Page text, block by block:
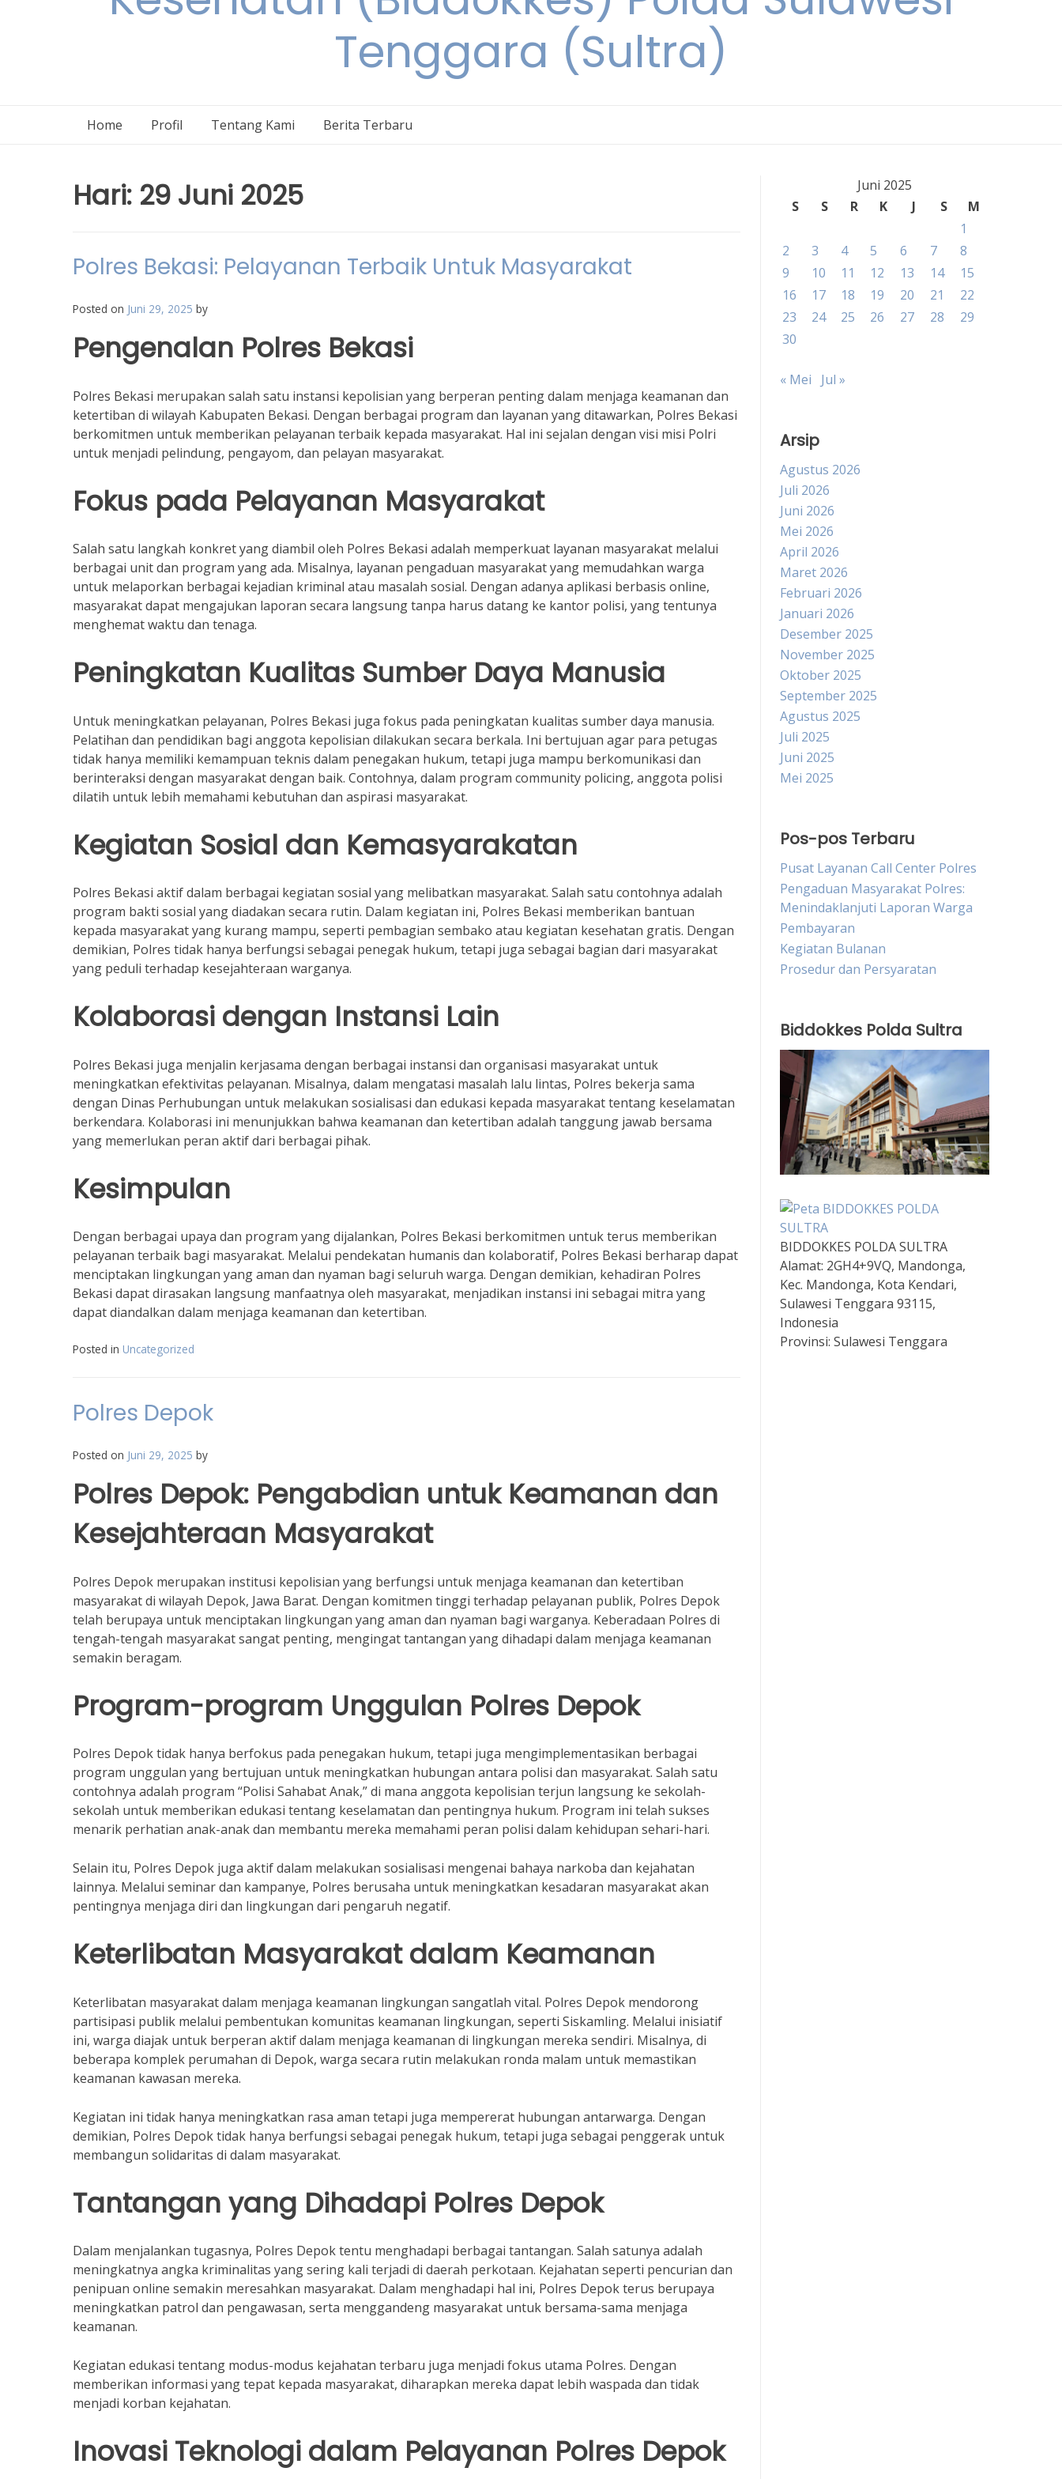
Tenggara (Sultra)
Home Profil Tentang Kami Berita Terbaru
Hari: 29 Juni 2025
Polres Bekasi: Pelayanan Terbaik Untuk Masyarakat
Posted on Juni 29, 2025 by
Pengenalan Polres Bekasi
Polres Bekasi merupakan salah satu instansi kepolisian yang berperan penting dalam menjaga keamanan dan
ketertiban di wilayah Kabupaten Bekasi. Dengan berbagai program dan layanan yang ditawarkan, Polres Bekasi
berkomitmen untuk memberikan pelayanan terbaik kepada masyarakat. Hal ini sejalan dengan visi misi Polri
untuk menjadi pelindung, pengayom, dan pelayan masyarakat.
Fokus pada Pelayanan Masyarakat
Salah satu langkah konkret yang diambil oleh Polres Bekasi adalah memperkuat layanan masyarakat melalui
berbagai unit dan program yang ada. Misalnya, layanan pengaduan masyarakat yang memudahkan warga
untuk melaporkan berbagai kejadian kriminal atau masalah sosial. Dengan adanya aplikasi berbasis online,
masyarakat dapat mengajukan laporan secara langsung tanpa harus datang ke kantor polisi, yang tentunya
menghemat waktu dan tenaga.
Peningkatan Kualitas Sumber Daya Manusia
Untuk meningkatkan pelayanan, Polres Bekasi juga fokus pada peningkatan kualitas sumber daya manusia.
Pelatihan dan pendidikan bagi anggota kepolisian dilakukan secara berkala. Ini bertujuan agar para petugas
tidak hanya memiliki kemampuan teknis dalam penegakan hukum, tetapi juga mampu berkomunikasi dan
berinteraksi dengan masyarakat dengan baik. Contohnya, dalam program community policing, anggota polisi
dilatih untuk lebih memahami kebutuhan dan aspirasi masyarakat.
Kegiatan Sosial dan Kemasyarakatan
Polres Bekasi aktif dalam berbagai kegiatan sosial yang melibatkan masyarakat. Salah satu contohnya adalah
program bakti sosial yang diadakan secara rutin. Dalam kegiatan ini, Polres Bekasi memberikan bantuan
kepada masyarakat yang kurang mampu, seperti pembagian sembako atau kegiatan kesehatan gratis. Dengan
demikian, Polres tidak hanya berfungsi sebagai penegak hukum, tetapi juga sebagai bagian dari masyarakat
yang peduli terhadap kesejahteraan warganya.
Kolaborasi dengan Instansi Lain
Polres Bekasi juga menjalin kerjasama dengan berbagai instansi dan organisasi masyarakat untuk
meningkatkan efektivitas pelayanan. Misalnya, dalam mengatasi masalah lalu lintas, Polres bekerja sama
dengan Dinas Perhubungan untuk melakukan sosialisasi dan edukasi kepada masyarakat tentang keselamatan
berkendara. Kolaborasi ini menunjukkan bahwa keamanan dan ketertiban adalah tanggung jawab bersama
yang memerlukan peran aktif dari berbagai pihak.
Kesimpulan
Dengan berbagai upaya dan program yang dijalankan, Polres Bekasi berkomitmen untuk terus memberikan
pelayanan terbaik bagi masyarakat. Melalui pendekatan humanis dan kolaboratif, Polres Bekasi berharap dapat
menciptakan lingkungan yang aman dan nyaman bagi seluruh warga. Dengan demikian, kehadiran Polres
Bekasi dapat dirasakan langsung manfaatnya oleh masyarakat, menjadikan instansi ini sebagai mitra yang
dapat diandalkan dalam menjaga keamanan dan ketertiban.
Posted in Uncategorized
Polres Depok
Posted on Juni 29, 2025 by
Polres Depok: Pengabdian untuk Keamanan dan
Kesejahteraan Masyarakat
Polres Depok merupakan institusi kepolisian yang berfungsi untuk menjaga keamanan dan ketertiban
masyarakat di wilayah Depok, Jawa Barat. Dengan komitmen tinggi terhadap pelayanan publik, Polres Depok
telah berupaya untuk menciptakan lingkungan yang aman dan nyaman bagi warganya. Keberadaan Polres di
tengah-tengah masyarakat sangat penting, mengingat tantangan yang dihadapi dalam menjaga keamanan
semakin beragam.
Program-program Unggulan Polres Depok
Polres Depok tidak hanya berfokus pada penegakan hukum, tetapi juga mengimplementasikan berbagai
program unggulan yang bertujuan untuk meningkatkan hubungan antara polisi dan masyarakat. Salah satu
contohnya adalah program “Polisi Sahabat Anak,” di mana anggota kepolisian terjun langsung ke sekolah-
sekolah untuk memberikan edukasi tentang keselamatan dan pentingnya hukum. Program ini telah sukses
menarik perhatian anak-anak dan membantu mereka memahami peran polisi dalam kehidupan sehari-hari.
Selain itu, Polres Depok juga aktif dalam melakukan sosialisasi mengenai bahaya narkoba dan kejahatan
lainnya. Melalui seminar dan kampanye, Polres berusaha untuk meningkatkan kesadaran masyarakat akan
pentingnya menjaga diri dan lingkungan dari pengaruh negatif.
Keterlibatan Masyarakat dalam Keamanan
Keterlibatan masyarakat dalam menjaga keamanan lingkungan sangatlah vital. Polres Depok mendorong
partisipasi publik melalui pembentukan komunitas keamanan lingkungan, seperti Siskamling. Melalui inisiatif
ini, warga diajak untuk berperan aktif dalam menjaga keamanan di lingkungan mereka sendiri. Misalnya, di
beberapa komplek perumahan di Depok, warga secara rutin melakukan ronda malam untuk memastikan
keamanan kawasan mereka.
Kegiatan ini tidak hanya meningkatkan rasa aman tetapi juga mempererat hubungan antarwarga. Dengan
demikian, Polres Depok tidak hanya berfungsi sebagai penegak hukum, tetapi juga sebagai penggerak untuk
membangun solidaritas di dalam masyarakat.
Tantangan yang Dihadapi Polres Depok
Dalam menjalankan tugasnya, Polres Depok tentu menghadapi berbagai tantangan. Salah satunya adalah
meningkatnya angka kriminalitas yang sering kali terjadi di daerah perkotaan. Kejahatan seperti pencurian dan
penipuan online semakin meresahkan masyarakat. Dalam menghadapi hal ini, Polres Depok terus berupaya
meningkatkan patrol dan pengawasan, serta menggandeng masyarakat untuk bersama-sama menjaga
keamanan.
Kegiatan edukasi tentang modus-modus kejahatan terbaru juga menjadi fokus utama Polres. Dengan
memberikan informasi yang tepat kepada masyarakat, diharapkan mereka dapat lebih waspada dan tidak
menjadi korban kejahatan.
Inovasi Teknologi dalam Pelayanan Polres Depok
Juni 2025
S
S R K J S
M
1
2
3 4 5 6 7
8
9
10 11 12 13 14
15
16
17 18 19 20 21
22
23
24 25 26 27 28
29
30
« Mei Jul »
Arsip
Agustus 2026
Juli 2026
Juni 2026
Mei 2026
April 2026
Maret 2026
Februari 2026
Januari 2026
Desember 2025
November 2025
Oktober 2025
September 2025
Agustus 2025
Juli 2025
Juni 2025
Mei 2025
Pos-pos Terbaru
Pusat Layanan Call Center Polres
Pengaduan Masyarakat Polres:
Menindaklanjuti Laporan Warga
Pembayaran
Kegiatan Bulanan
Prosedur dan Persyaratan
Biddokkes Polda Sultra
BIDDOKKES POLDA SULTRA
Alamat: 2GH4+9VQ, Mandonga,
Kec. Mandonga, Kota Kendari,
Sulawesi Tenggara 93115,
Indonesia
Provinsi: Sulawesi Tenggara